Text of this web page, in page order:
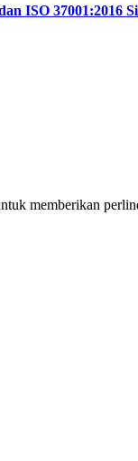
ISO 37001:2016
memberikan